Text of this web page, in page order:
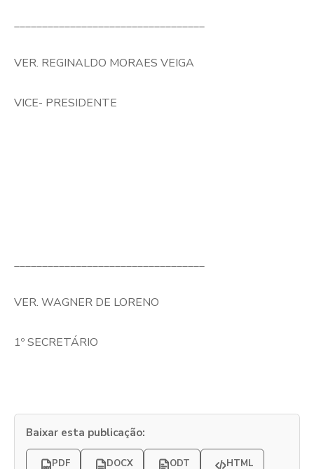
__________________________________
VER. REGINALDO MORAES VEIGA
VICE- PRESIDENTE
__________________________________
VER. WAGNER DE LORENO
1º SECRETÁRIO
Baixar esta publicação:
PDF DOCX ODT HTML